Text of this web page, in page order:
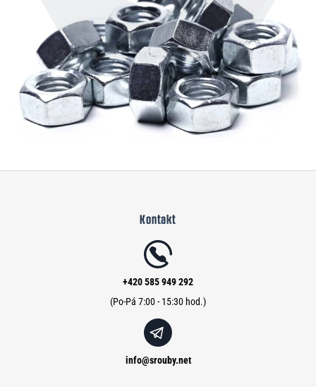
Kontakt
info@srouby.net
+420 585 949 292